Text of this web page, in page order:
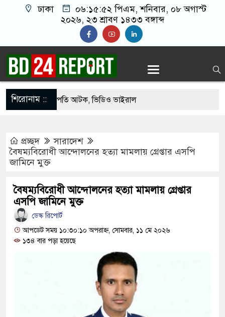
ঢাকা ০৬:১৫:৫৩ পিএম, শনিবার, ০৮ অগাস্ট
২০২৬, ২৩ শ্রাবণ ১৪৩৩ বঙ্গাব্দ
শিরোনাম ::
যুবদল সভাপতি আটক, ভিডিও ভাইরাল
দিলেন জামায়াত বহিষ্কাকৃত গাজী নজরুলের ১২
দায়ী থাকবে জামায়াত-এনসিপি: রাশেদ খাঁন
হারিয়েছে বর্তমান সরকার: নাহিদ ইসলাম
করতে ন্যাটোভুক্ত দেশে হামলা চালাতে পারে রাশিয়া
সার্কিটে আগুনে ঘর পুড়ে ছাই, অক্ষত পবিত্র কোরআন
মাথায় বোতল ছুঁড়লো কে, ভিডিওতে কী আছে?
অভিযোগে জাবি ছাত্রদলের যুগ্ম আহ্বায়ককে কারণ
প্রচ্ছদ
সারাদেশ
বৈষম্যবিরোধী আন্দোলনের হত্যা মামলায় গ্রেপ্তার এসপি
জামিনে মুক্ত
বৈষম্যবিরোধী আন্দোলনের হত্যা মামলায় গ্রেপ্তার
এসপি জামিনে মুক্ত
ডেস্ক রিপোর্ট
আপডেট সময় ১০:৩০:১০ অপরাহ্ন, সোমবার, ১১ মে ২০২৬
১৩৪ বার পড়া হয়েছে